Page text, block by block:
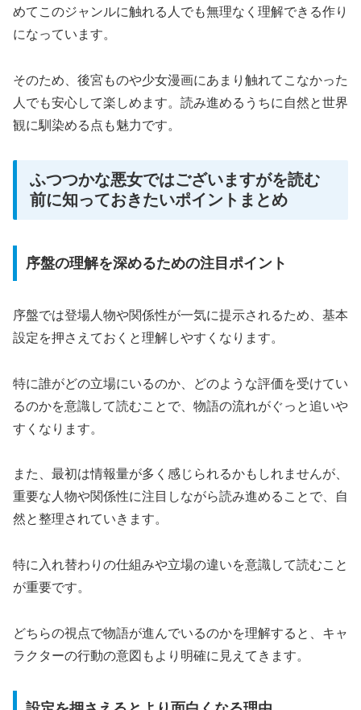
めてこのジャンルに触れる人でも無理なく理解できる作り
になっています。
そのため、後宮ものや少女漫画にあまり触れてこなかった
人でも安心して楽しめます。読み進めるうちに自然と世界
観に馴染める点も魅力です。
ふつつかな悪女ではございますがを読む
前に知っておきたいポイントまとめ
序盤の理解を深めるための注目ポイント
序盤では登場人物や関係性が一気に提示されるため、基本
設定を押さえておくと理解しやすくなります。
特に誰がどの立場にいるのか、どのような評価を受けてい
るのかを意識して読むことで、物語の流れがぐっと追いや
すくなります。
また、最初は情報量が多く感じられるかもしれませんが、
重要な人物や関係性に注目しながら読み進めることで、自
然と整理されていきます。
特に入れ替わりの仕組みや立場の違いを意識して読むこと
が重要です。
どちらの視点で物語が進んでいるのかを理解すると、キャ
ラクターの行動の意図もより明確に見えてきます。